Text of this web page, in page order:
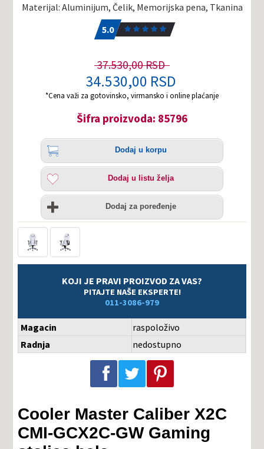
Materijal: Aluminijum, Čelik, Memorijska pena, Tkanina
5.0
37.530,00 RSD
34.530,00 RSD
*Cena važi za gotovinsko, virmansko i online plaćanje
Šifra proizvoda: 85796
Količina
Dodaj
korpu
Dodaj u korpu
Dodaj
listu
želja
Dodaj u listu želja
Uporedi
Dodaj za poređenje
KOJI JE PRAVI PROIZVOD ZA VAS?
PITAJTE NAŠE EKSPERTE!
011-3086-979
Magacin
raspoloživo
Radnja
nedostupno
Podeli na Facebook-u Podeli na Twitter-u Podeli na Pinterest-u
Cooler Master Caliber X2C
CMI-GCX2C-GW Gaming